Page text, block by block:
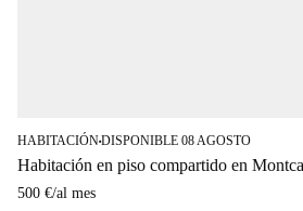
HABITACIÓN■DISPONIBLE 08 AGOSTO
Habitación en piso compartido en
500 €/al mes